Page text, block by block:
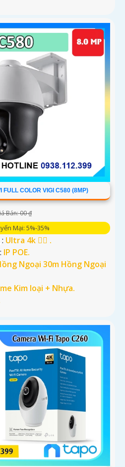
FULL COLOR VIGI C580 (8MP)
Bán: 00 ₫
Mại: 5%-35%
Ultra 4k 👍🏾 .
IP POE.
Ngoại 30m Hồng Ngoại
Kim loại + Nhựa.